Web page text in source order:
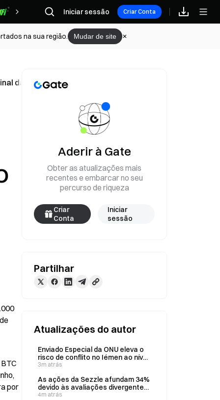
Recompensas
Iniciar sessão Criar Conta
na sua região. Mudar de site
da rotação de fundos ligada ao IPO da SpaceX
por
Aderir à Gate
Obter as atualizações mais
recentes e embarcar no seu
percurso de riqueza
Criar
Conta
Iniciar
sessão
Partilhar
Atualizações do autor
Enviado Especial da ONU eleva o
risco de conflito no Iémen ao nível
mais elevado dos últimos quatro
3m atrás
As ações da Sezzle afundam 34%
devido às avaliações divergentes
dos analistas e às perspetivas de
4m atrás